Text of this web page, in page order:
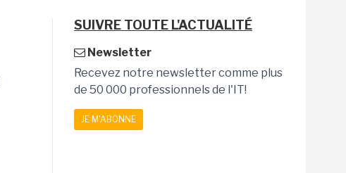
SUIVRE TOUTE L'ACTUALITÉ
Newsletter
Recevez notre newsletter comme plus
de 50 000 professionnels de l'IT!
JE M'ABONNE